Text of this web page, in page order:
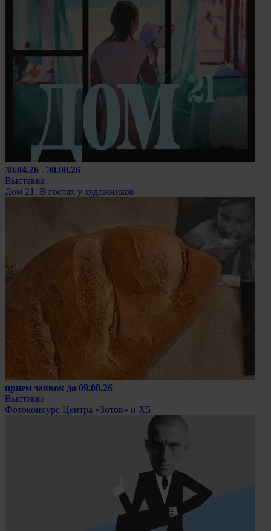
30.04.26 - 30.08.26
Выставка
Дом 21. В гостях у художников
прием заявок до 09.08.26
Выставка
Фотоконкурс Центра «Зотов» и Х5